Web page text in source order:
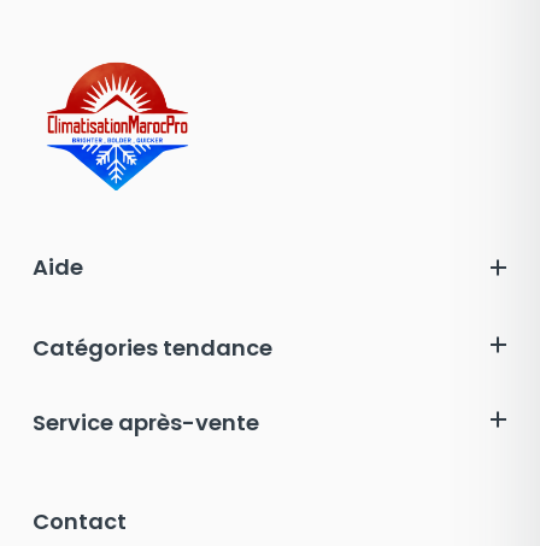
Aide
Catégories tendance
Service après-vente
Contact